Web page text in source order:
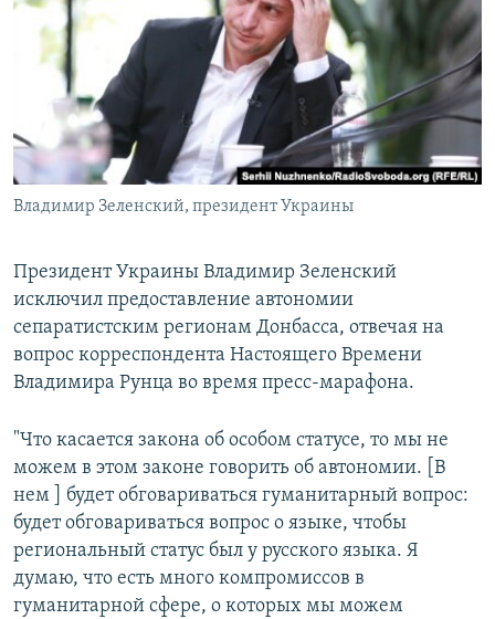
РАСПИСАНИЕ ВЕЩАНИЯ
ПОДПИШИТЕСЬ НА РАССЫЛКУ
СОЦИАЛЬНЫЕ СЕТИ
Все сайты РСЕ/РС
Владимир Зеленский, президент Украины
Президент Украины Владимир Зеленский
исключил предоставление автономии
сепаратистским регионам Донбасса, отвечая на
вопрос корреспондента Настоящего Времени
Владимира Рунца во время пресс-марафона.
"Что касается закона об особом статусе, то мы не
можем в этом законе говорить об автономии. [В
нем ] будет обговариваться гуманитарный вопрос:
будет обговариваться вопрос о языке, чтобы
региональный статус был у русского языка. Я
думаю, что есть много компромиссов в
гуманитарной сфере, о которых мы можем